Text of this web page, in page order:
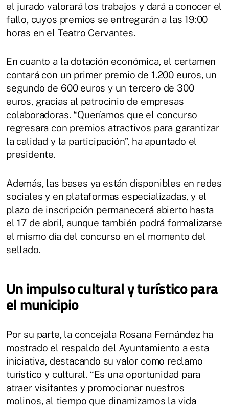
el jurado valorará los trabajos y dará a conocer el
fallo, cuyos premios se entregarán a las 19:00
horas en el Teatro Cervantes.
En cuanto a la dotación económica, el certamen
contará con un primer premio de 1.200 euros, un
segundo de 600 euros y un tercero de 300
euros, gracias al patrocinio de empresas
colaboradoras. “Queríamos que el concurso
regresara con premios atractivos para garantizar
la calidad y la participación”, ha apuntado el
presidente.
Además, las bases ya están disponibles en redes
sociales y en plataformas especializadas, y el
plazo de inscripción permanecerá abierto hasta
el 17 de abril, aunque también podrá formalizarse
el mismo día del concurso en el momento del
sellado.
Un impulso cultural y turístico para
el municipio
Por su parte, la concejala Rosana Fernández ha
mostrado el respaldo del Ayuntamiento a esta
iniciativa, destacando su valor como reclamo
turístico y cultural. “Es una oportunidad para
atraer visitantes y promocionar nuestros
molinos, al tiempo que dinamizamos la vida